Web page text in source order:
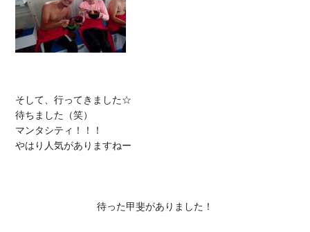
そして、行ってきました☆
待ちました（笑）
マンタシティ！！！
やはり人気がありますねー
待った甲斐がありました！